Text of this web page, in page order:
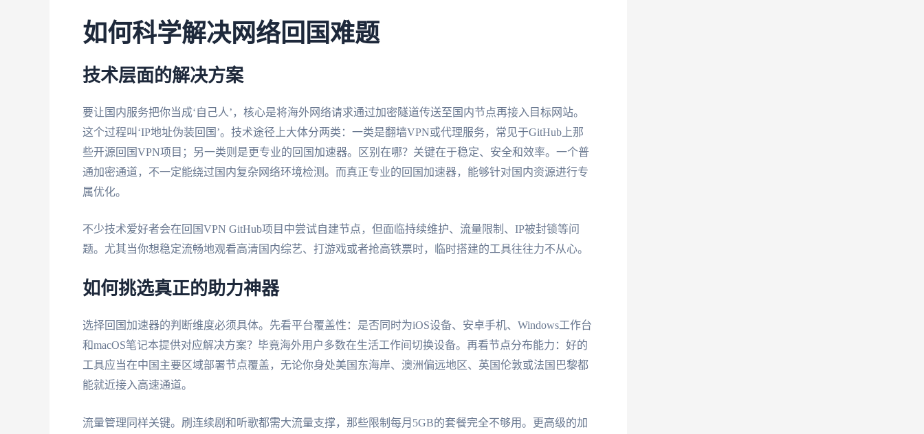
如何科学解决网络回国难题
技术层面的解决方案
要让国内服务把你当成‘自己人’，核心是将海外网络请求通过加密隧道传送至国内节点再接入目标网站。
这个过程叫‘IP地址伪装回国’。技术途径上大体分两类：一类是翻墙VPN或代理服务，常见于GitHub上那
些开源回国VPN项目；另一类则是更专业的回国加速器。区别在哪？关键在于稳定、安全和效率。一个普
通加密通道，不一定能绕过国内复杂网络环境检测。而真正专业的回国加速器，能够针对国内资源进行专
属优化。
不少技术爱好者会在回国VPN GitHub项目中尝试自建节点，但面临持续维护、流量限制、IP被封锁等问
题。尤其当你想稳定流畅地观看高清国内综艺、打游戏或者抢高铁票时，临时搭建的工具往往力不从心。
如何挑选真正的助力神器
选择回国加速器的判断维度必须具体。先看平台覆盖性：是否同时为iOS设备、安卓手机、Windows工作台
和macOS笔记本提供对应解决方案？毕竟海外用户多数在生活工作间切换设备。再看节点分布能力：好的
工具应当在中国主要区域部署节点覆盖，无论你身处美国东海岸、澳洲偏远地区、英国伦敦或法国巴黎都
能就近接入高速通道。
流量管理同样关键。刷连续剧和听歌都需大流量支撑，那些限制每月5GB的套餐完全不够用。更高级的加